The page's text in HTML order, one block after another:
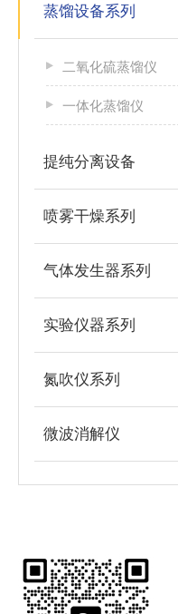
蒸馏设备系列
二氧化硫蒸馏仪
一体化蒸馏仪
提纯分离设备
喷雾干燥系列
气体发生器系列
实验仪器系列
氮吹仪系列
微波消解仪